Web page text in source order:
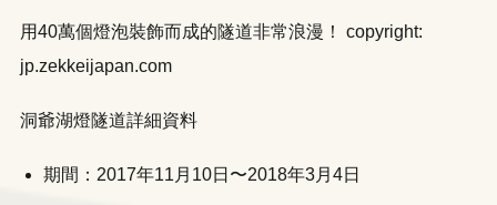
用40萬個燈泡裝飾而成的隧道非常浪漫！ copyright:
jp.zekkeijapan.com
洞爺湖燈隧道詳細資料
期間：2017年11月10日〜2018年3月4日